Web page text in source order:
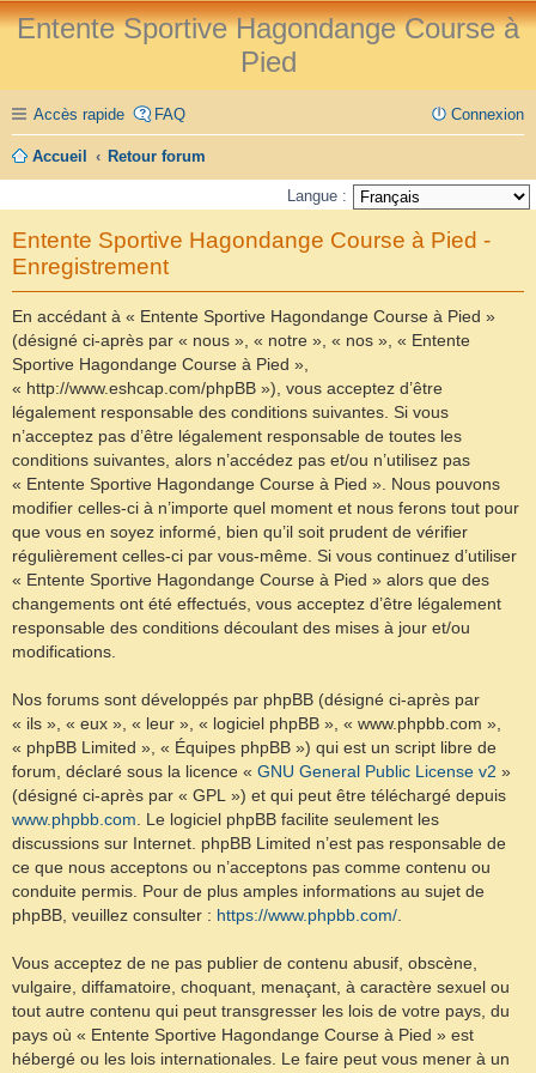
Entente Sportive Hagondange Course à
Pied
Accès rapide FAQ Connexion
Accueil Retour forum
Langue :
Entente Sportive Hagondange Course à Pied -
Enregistrement
En accédant à « Entente Sportive Hagondange Course à Pied »
(désigné ci-après par « nous », « notre », « nos », « Entente
Sportive Hagondange Course à Pied »,
« http://www.eshcap.com/phpBB »), vous acceptez d’être
légalement responsable des conditions suivantes. Si vous
n’acceptez pas d’être légalement responsable de toutes les
conditions suivantes, alors n’accédez pas et/ou n’utilisez pas
« Entente Sportive Hagondange Course à Pied ». Nous pouvons
modifier celles-ci à n’importe quel moment et nous ferons tout pour
que vous en soyez informé, bien qu’il soit prudent de vérifier
régulièrement celles-ci par vous-même. Si vous continuez d’utiliser
« Entente Sportive Hagondange Course à Pied » alors que des
changements ont été effectués, vous acceptez d’être légalement
responsable des conditions découlant des mises à jour et/ou
modifications.
Nos forums sont développés par phpBB (désigné ci-après par
« ils », « eux », « leur », « logiciel phpBB », « www.phpbb.com »,
« phpBB Limited », « Équipes phpBB ») qui est un script libre de
forum, déclaré sous la licence « GNU General Public License v2 »
(désigné ci-après par « GPL ») et qui peut être téléchargé depuis
www.phpbb.com . Le logiciel phpBB facilite seulement les
discussions sur Internet. phpBB Limited n’est pas responsable de
ce que nous acceptons ou n’acceptons pas comme contenu ou
conduite permis. Pour de plus amples informations au sujet de
phpBB, veuillez consulter : https://www.phpbb.com/
Vous acceptez de ne pas publier de contenu abusif, obscène,
vulgaire, diffamatoire, choquant, menaçant, à caractère sexuel ou
tout autre contenu qui peut transgresser les lois de votre pays, du
pays où « Entente Sportive Hagondange Course à Pied » est
hébergé ou les lois internationales. Le faire peut vous mener à un